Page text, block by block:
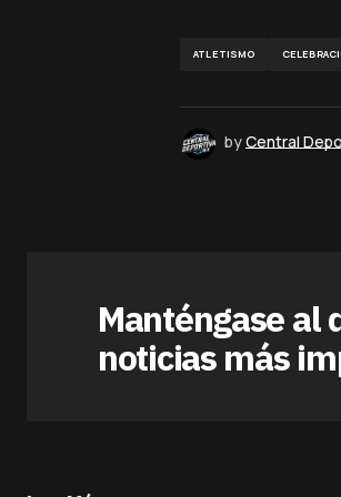
ATLETISMO
byCentral
Manténgase al
noticias más